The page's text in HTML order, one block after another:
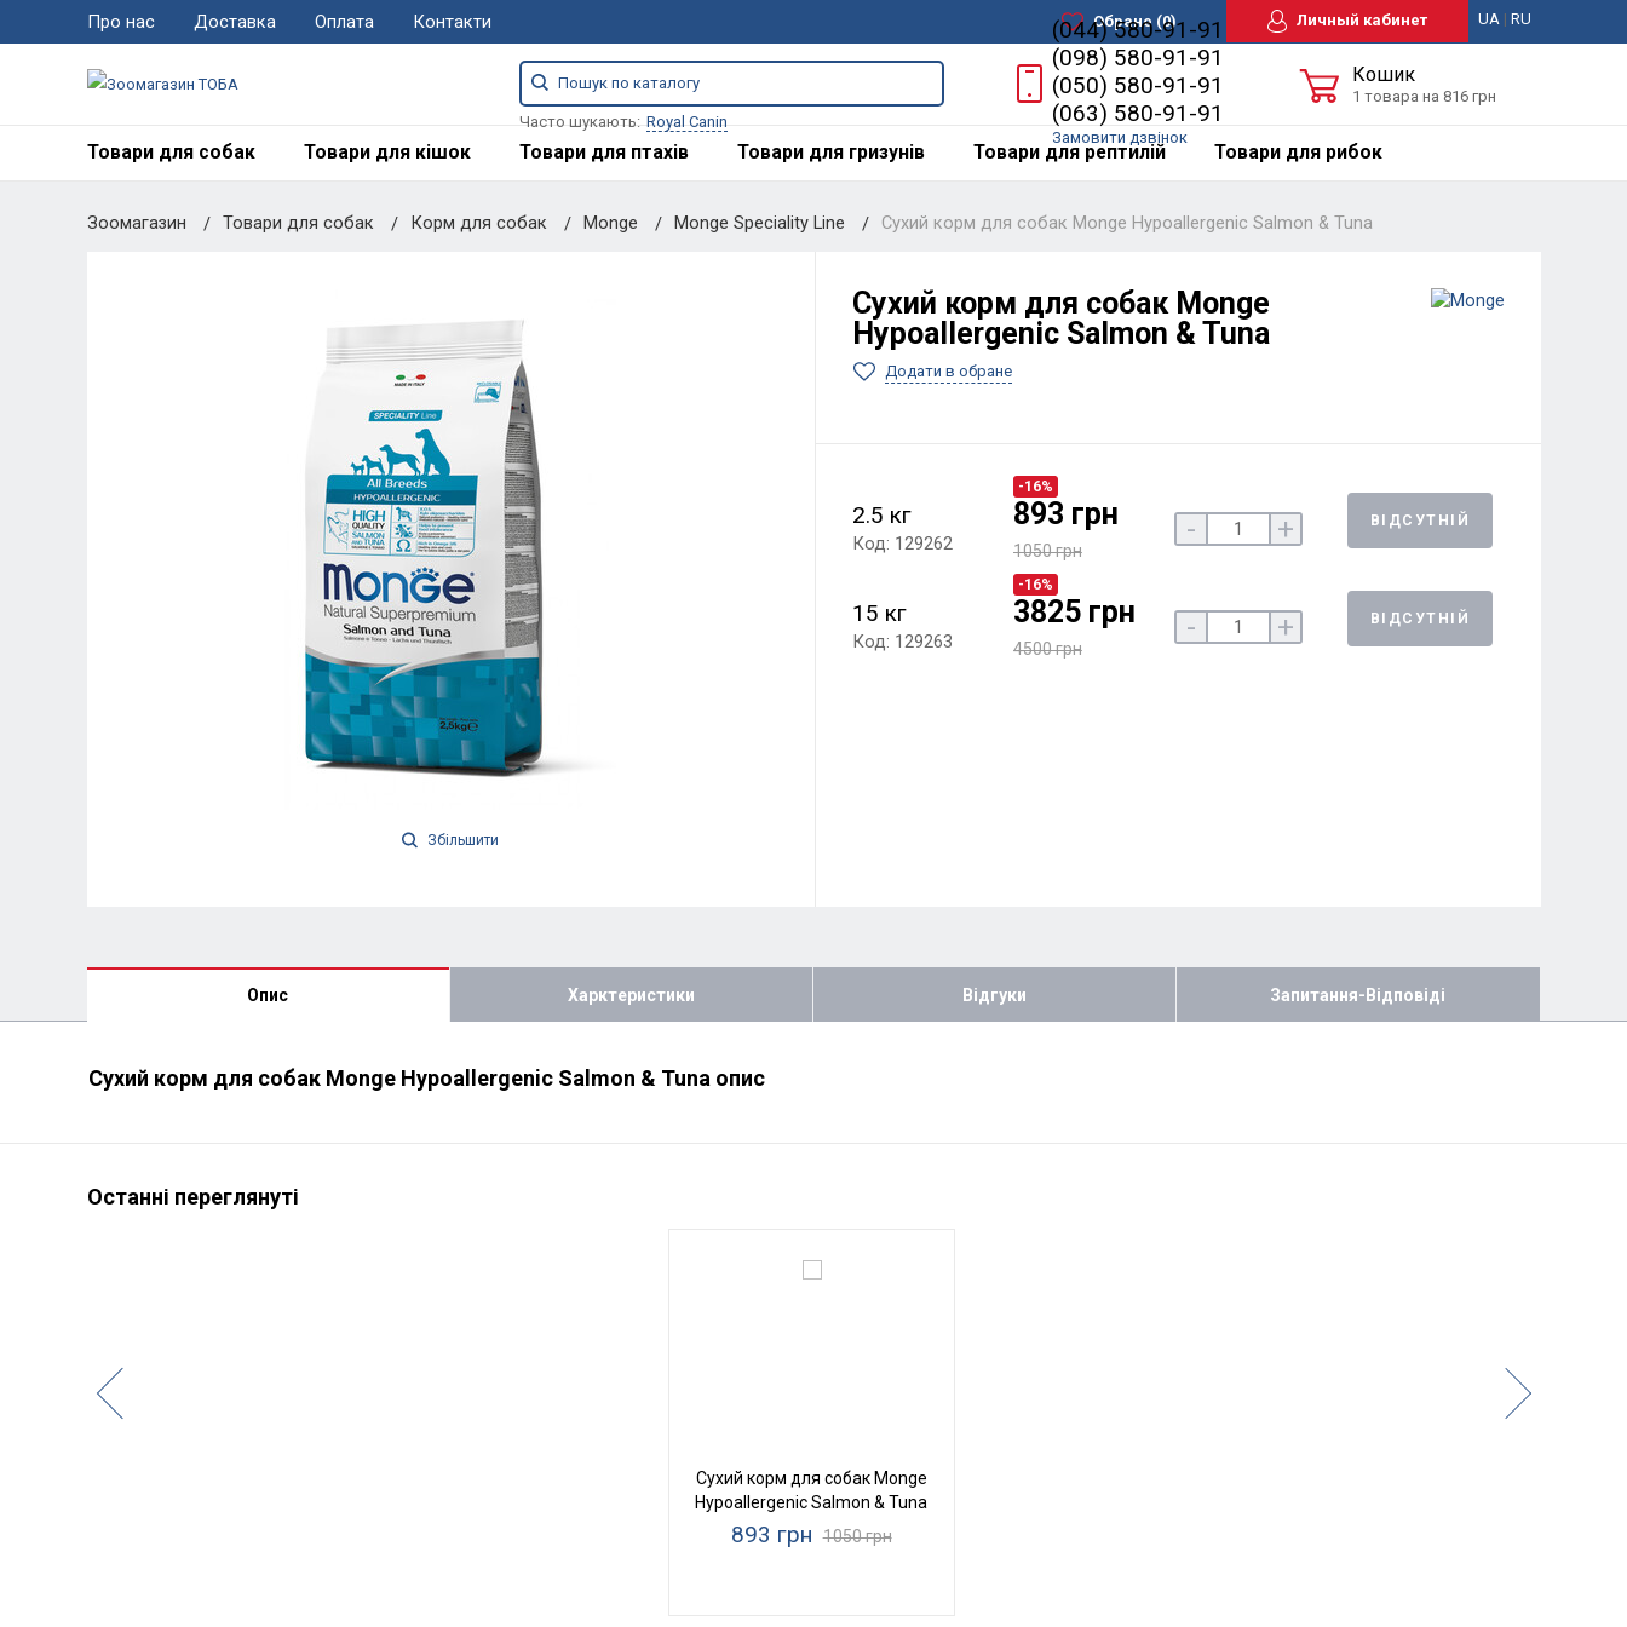
Про нас Доставка Оплата Контакти Обране(0) Личный кабинет UA| RU
Часто шукають: Royal Canin
(044) 580-91-91
(098) 580-91-91
(050) 580-91-91
(063) 580-91-91
Замовити дзвінок
Кошик
1 товара на 816 грн
Товари для собак Товари для кішок Товари для птахів Товари для гризунів Товари для рептилій Товари для рибок
Зоомагазин Товари для собак Корм для собак Monge Monge Speciality Line Сухий корм для собак Monge Hypoallergenic Salmon & Tuna
Збільшити
Сухий корм для собак Monge
Hypoallergenic Salmon & Tuna
Додати в обране
2.5 кг
Код: 129262
-16%
893 грн
1050 грн
- + ВІДСУТНІЙ
15 кг
Код: 129263
-16%
3825 грн
4500 грн
- + ВІДСУТНІЙ
Опис Харктеристики Відгуки Запитання-Відповіді
Сухий корм для собак Monge Hypoallergenic Salmon & Tuna опис
Останні переглянуті
Сухий корм для собак Monge
Hypoallergenic Salmon & Tuna
893 грн 1050 грн